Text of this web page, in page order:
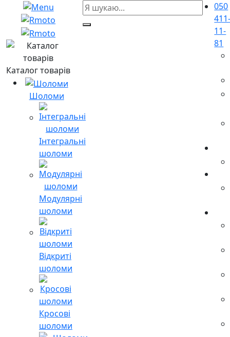
Каталог товарів
Шоломи
Інтегральні
шоломи
Модулярні
шоломи
Відкриті
шоломи
Кросові
шоломи
050
11-
81